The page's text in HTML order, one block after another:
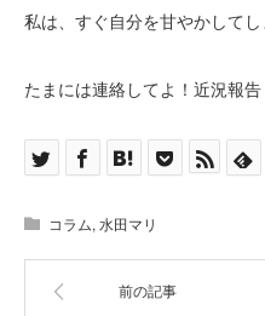
私は、すぐ自分を甘やかして
たまには連絡してよ！近況報
コラム, 水田マリ
前の記事